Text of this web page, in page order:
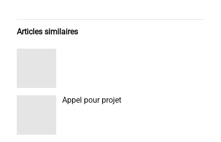
Articles similaires
Appel pour projet